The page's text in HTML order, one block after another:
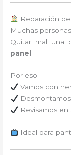
Reparación
Muchas
Quitar mal una
panel
Por eso:
Vamos con
Revisamos en
Ideal para